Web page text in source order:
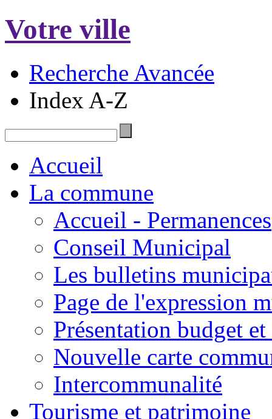
Votre ville
Recherche Avancée
Index A-Z
Accueil
La commune
Accueil - Permanences
Conseil Municipal
Les bulletins
Page de l'expression
Présentation budget
Nouvelle carte
Intercommunalité
Tourisme et patrimoine